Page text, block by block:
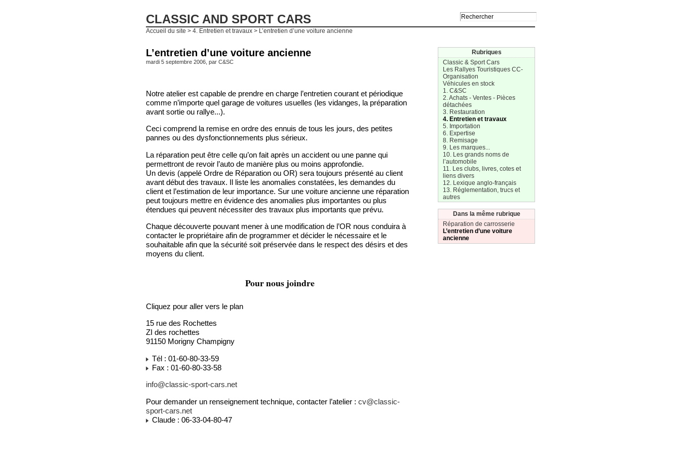
CLASSIC AND SPORT CARS
Accueil du site > 4. Entretien et travaux > L’entretien d’une voiture ancienne
L’entretien d’une voiture ancienne
mardi 5 septembre 2006, par C&SC
Notre atelier est capable de prendre en charge l’entretien courant et périodique
comme n’importe quel garage de voitures usuelles (les vidanges, la préparation
avant sortie ou rallye...).
Ceci comprend la remise en ordre des ennuis de tous les jours, des petites
pannes ou des dysfonctionnements plus sérieux.
La réparation peut être celle qu’on fait après un accident ou une panne qui
permettront de revoir l’auto de manière plus ou moins approfondie.
Un devis (appelé Ordre de Réparation ou OR) sera toujours présenté au client
avant début des travaux. Il liste les anomalies constatées, les demandes du
client et l’estimation de leur importance. Sur une voiture ancienne une réparation
peut toujours mettre en évidence des anomalies plus importantes ou plus
étendues qui peuvent nécessiter des travaux plus importants que prévu.
Chaque découverte pouvant mener à une modification de l’OR nous conduira à
contacter le propriétaire afin de programmer et décider le nécessaire et le
souhaitable afin que la sécurité soit préservée dans le respect des désirs et des
moyens du client.
Pour nous joindre
Cliquez pour aller vers le plan
15 rue des Rochettes
ZI des rochettes
91150 Morigny Champigny
Tél : 01-60-80-33-59
Fax : 01-60-80-33-58
info@classic-sport-cars.net
Pour demander un renseignement technique, contacter l’atelier : cv@classic-
sport-cars.net
Claude : 06-33-04-80-47
Rubriques
Classic & Sport Cars
Les Rallyes Touristiques CC-
Organisation
Véhicules en stock
1. C&SC
2. Achats - Ventes - Pièces
détachées
3. Restauration
4. Entretien et travaux
5. Importation
6. Expertise
8. Remisage
9. Les marques...
10. Les grands noms de
l’automobile
11. Les clubs, livres, cotes et
liens divers
12. Lexique anglo-français
13. Réglementation, trucs et
autres
Dans la même rubrique
Réparation de carrosserie
L’entretien d’une voiture
ancienne